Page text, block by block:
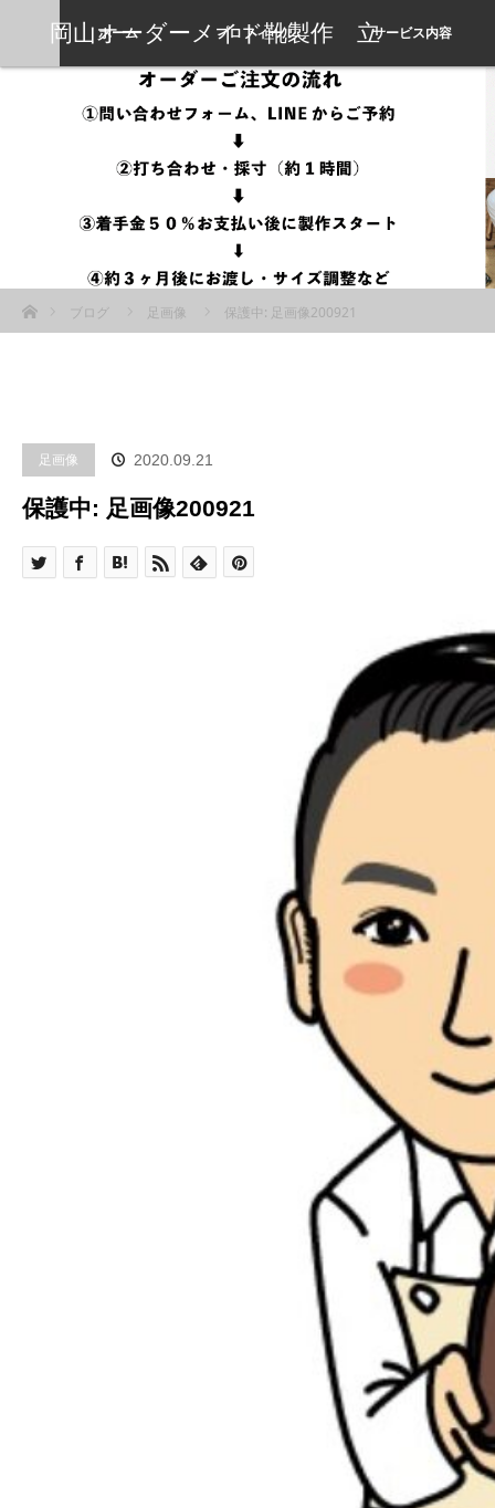
岡山オーダーメイド靴製作 立
岡靴工房
ホーム プロフィール サービス内容
ブログ
足画像 保護中: 足画像200921
足画像 2020.09.21
保護中: 足画像200921